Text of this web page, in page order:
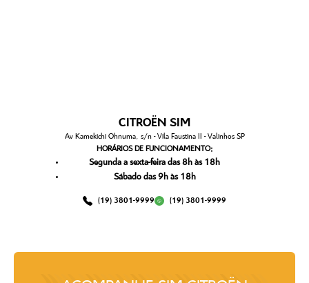
CITROËN SIM
Av Kamekichi Ohnuma, s/n - Vila Faustina II - Valinhos SP
HORÁRIOS DE FUNCIONAMENTO:
Segunda a sexta-feira das 8h às 18h
Sábado das 9h às 18h
(19) 3801-9999 (19) 3801-9999